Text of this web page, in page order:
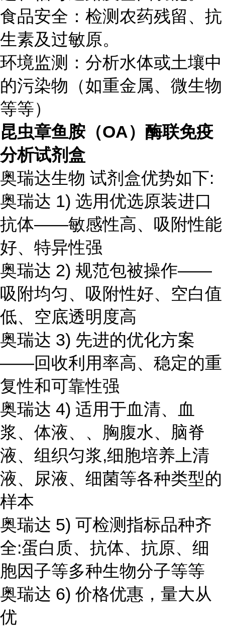
食品安全：检测农药残留、抗
生素及过敏原。
环境监测：分析水体或土壤中
的污染物（如重金属、微生物
等等）
昆虫章鱼胺（OA）酶联免疫
分析试剂盒
奥瑞达生物 试剂盒优势如下:
奥瑞达 1) 选用优选原装进口
抗体——敏感性高、吸附性能
好、特异性强
奥瑞达 2) 规范包被操作——
吸附均匀、吸附性好、空白值
低、空底透明度高
奥瑞达 3) 先进的优化方案
——回收利用率高、稳定的重
复性和可靠性强
奥瑞达 4) 适用于血清、血
浆、体液、、胸腹水、脑脊
液、组织匀浆,细胞培养上清
液、尿液、细菌等各种类型的
样本
奥瑞达 5) 可检测指标品种齐
全:蛋白质、抗体、抗原、细
胞因子等多种生物分子等等
奥瑞达 6) 价格优惠，量大从
优